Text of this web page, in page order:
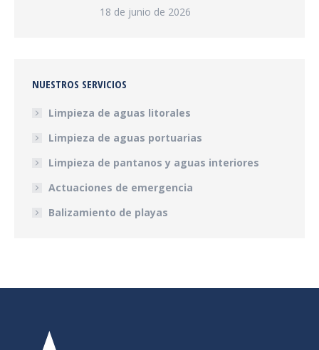
18 de junio de 2026
NUESTROS SERVICIOS
Limpieza de aguas litorales
Limpieza de aguas portuarias
Limpieza de pantanos y aguas interiores
Actuaciones de emergencia
Balizamiento de playas